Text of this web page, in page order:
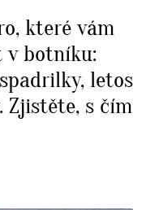
které vám
v botníku:
letos
Zjistěte, s čím